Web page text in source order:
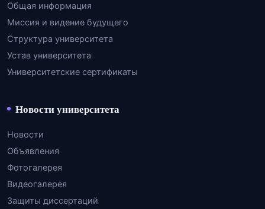
Общая информация
Миссия и видение будущего
Структура университета
Устав университета
Университетские сертификаты
Новости университета
Новости
Объявления
Фотогалерея
Видеогалерея
Защиты диссертаций